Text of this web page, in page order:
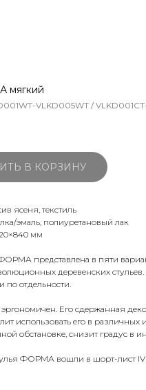
мягкий
VLKD005WT /
В КОРЗИНУ
ясеня, текстиль
эмаль, полиуретановый лак
мм
представлена в пяти
деревенских
по отдельности.
Его сдержанная
использовать его в различных
обстановке, снизит градус в
ФОРМА вошли в шорт-лист